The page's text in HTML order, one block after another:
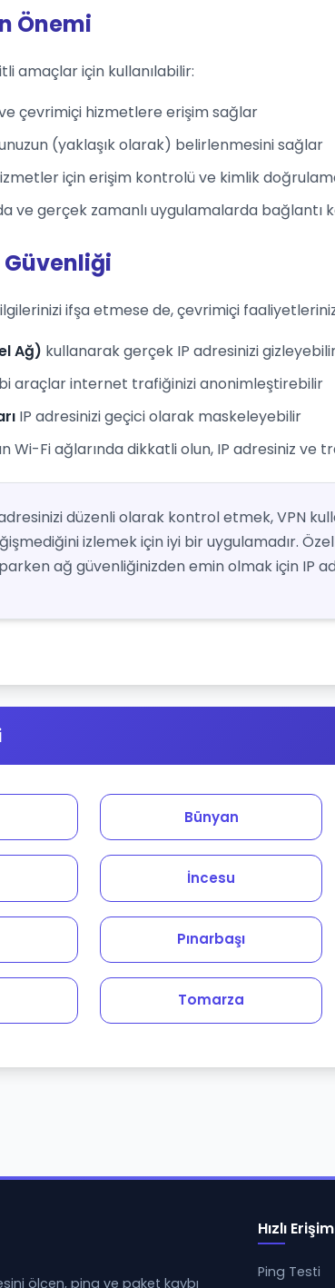
Önemi
amaçlar için kullanılabilir:
çevrimiçi hizmetlere erişim sağlar
(yaklaşık olarak) belirlenmesini sağlar
için erişim kontrolü ve kimlik
ve gerçek zamanlı uygulamalarda
Güvenliği
ifşa etmese de, çevrimiçi
Ağ) kullanarak gerçek IP adresinizi
araçlar internet trafiğinizi anonimleştirebilir
IP adresinizi geçici olarak maskeleyebilir
Wi-Fi ağlarında dikkatli olun, IP adresiniz ve
düzenli olarak kontrol etmek, VPN
izlemek için iyi bir uygulamadır.
ağ güvenliğinizden emin olmak için IP
Bünyan
İncesu
Pınarbaşı
Tomarza
ölçen, ping ve paket kaybı
Hızlı Erişim
Ping Testi